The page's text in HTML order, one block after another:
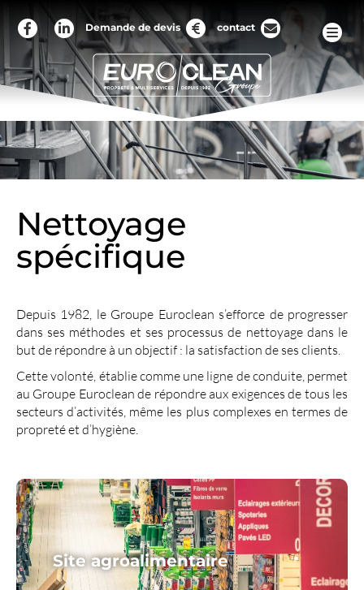
Demande de devis contact
Nettoyage
spécifique
Depuis 1982, le Groupe Euroclean s’efforce de progresser
dans ses méthodes et ses processus de nettoyage dans le
but de répondre à un objectif : la satisfaction de ses clients.
Cette volonté, établie comme une ligne de conduite, permet
au Groupe Euroclean de répondre aux exigences de tous les
secteurs d’activités, même les plus complexes en termes de
propreté et d’hygiène.
Site agroalimentaire